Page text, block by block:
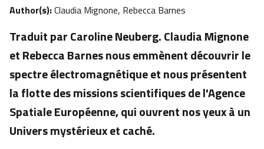
Author(s):Claudia Mignone, Rebecca Barnes
Traduit par Caroline Neuberg. Claudia Mignone
et Rebecca Barnes nous emmènent découvrir le
spectre électromagnétique et nous présentent
la flotte des missions scientifiques de l'Agence
Spatiale Européenne, qui ouvrent nos yeux à un
Univers mystérieux et caché.